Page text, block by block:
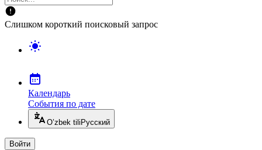
Слишком короткий поисковый запрос
Календарь
События по дате
O’zbek tili Русский
Войти